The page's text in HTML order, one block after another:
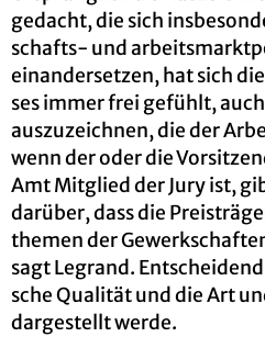
ge­dacht, die sich
schafts- und
ein­an­der­set­zen, hat sich
ses immer frei ge­fühlt,
aus­zu­zeich­nen, die der
wenn der oder die
Amt Mit­glied der Jury ist,
dar­über, dass die
the­men der
sagt Le­g­rand.
sche Qua­li­tät und die Art
dar­ge­stellt werde.